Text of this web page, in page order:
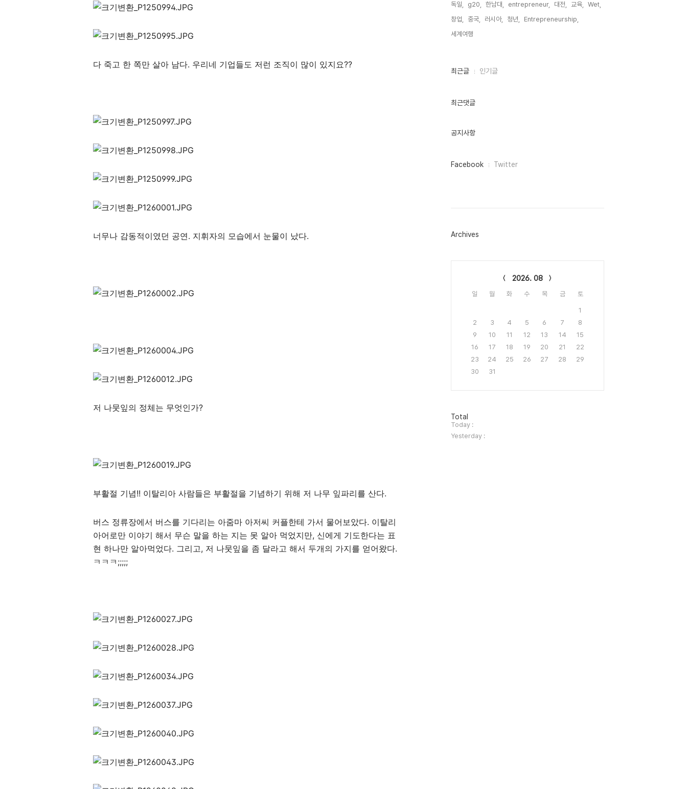
다 죽고 한 쪽만 살아 남다. 우리네 기업들도 저런 조직이 많이 있지요??
너무나 감동적이였던 공연. 지휘자의 모습에서 눈물이 났다.
저 나뭇잎의 정체는 무엇인가?
부활절 기념!! 이탈리아 사람들은 부활절을 기념하기 위해 저 나무 잎파리를 산다.
버스 정류장에서 버스를 기다리는 아줌마 아저씨 커플한테 가서 물어보았다. 이탈리
아어로만 이야기 해서 무슨 말을 하는 지는 못 알아 먹었지만, 신에게 기도한다는 표
현 하나만 알아먹었다. 그리고, 저 나뭇잎을 좀 달라고 해서 두개의 가지를 얻어왔다.
ㅋㅋㅋ;;;;;
독일,
g20, 한남대, entrepreneur, 대전, 교육,
Wet,
창업,
중국, 러시아, 청년,
Entrepreneurship,
세계여행,
최
인
최근글 인기글
최근댓글
공지사항
페
그
Facebook Twitter
Archives
2026. 08
일 월 화 수 목 금 토
1
2
3 4 5 6 7
8
9
10 11 12 13 14
15
16
17 18 19 20 21
22
23
24 25 26 27 28
29
30
31
방
문
자
수
Total
Today :
Yesterday :